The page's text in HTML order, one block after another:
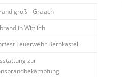
groß – Graach
in Wittlich
Feuerwehr Bernkastel
zur